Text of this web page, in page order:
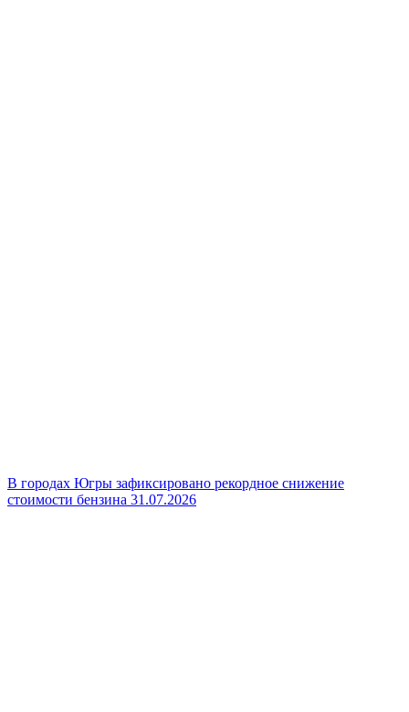
В городах Югры зафиксировано рекордное снижение
стоимости бензина 31.07.2026